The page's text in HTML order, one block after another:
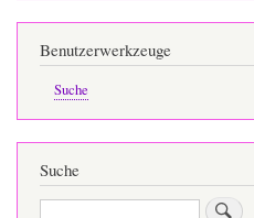
Benutzerwerkzeuge
Suche
Suche
Suche